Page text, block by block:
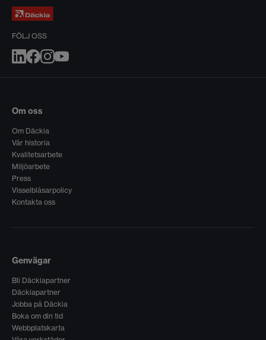
FÖLJ OSS
Om oss
Om Däckia
Vår historia
Kvalitetsarbete
Miljöarbete
Press
Visselblåsarpolicy
Kontakta oss
Genvägar
Bli Däckiapartner
Däckiapartner
Jobba på Däckia
Boka om din tid
Webbplatskarta